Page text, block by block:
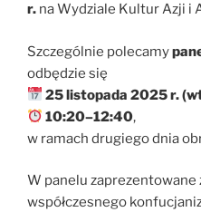
r. na Wydziale Kultur Azji i
Szczególnie polecamy
odbędzie się
25 listopada 2025 r.
10:20–12:40,
w ramach drugiego dnia
W panelu
współczesnego